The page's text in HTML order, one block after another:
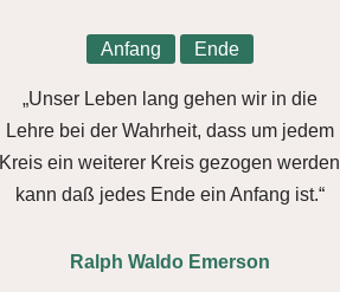
Anfang Ende
„Unser Leben lang gehen wir in die
Lehre bei der Wahrheit, dass um jedem
Kreis ein weiterer Kreis gezogen werden
kann daß jedes Ende ein Anfang ist.“
Ralph Waldo Emerson